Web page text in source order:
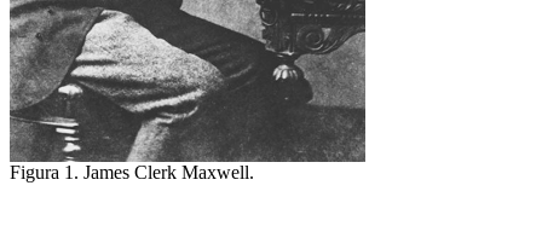
Figura 1. James Clerk Maxwell.